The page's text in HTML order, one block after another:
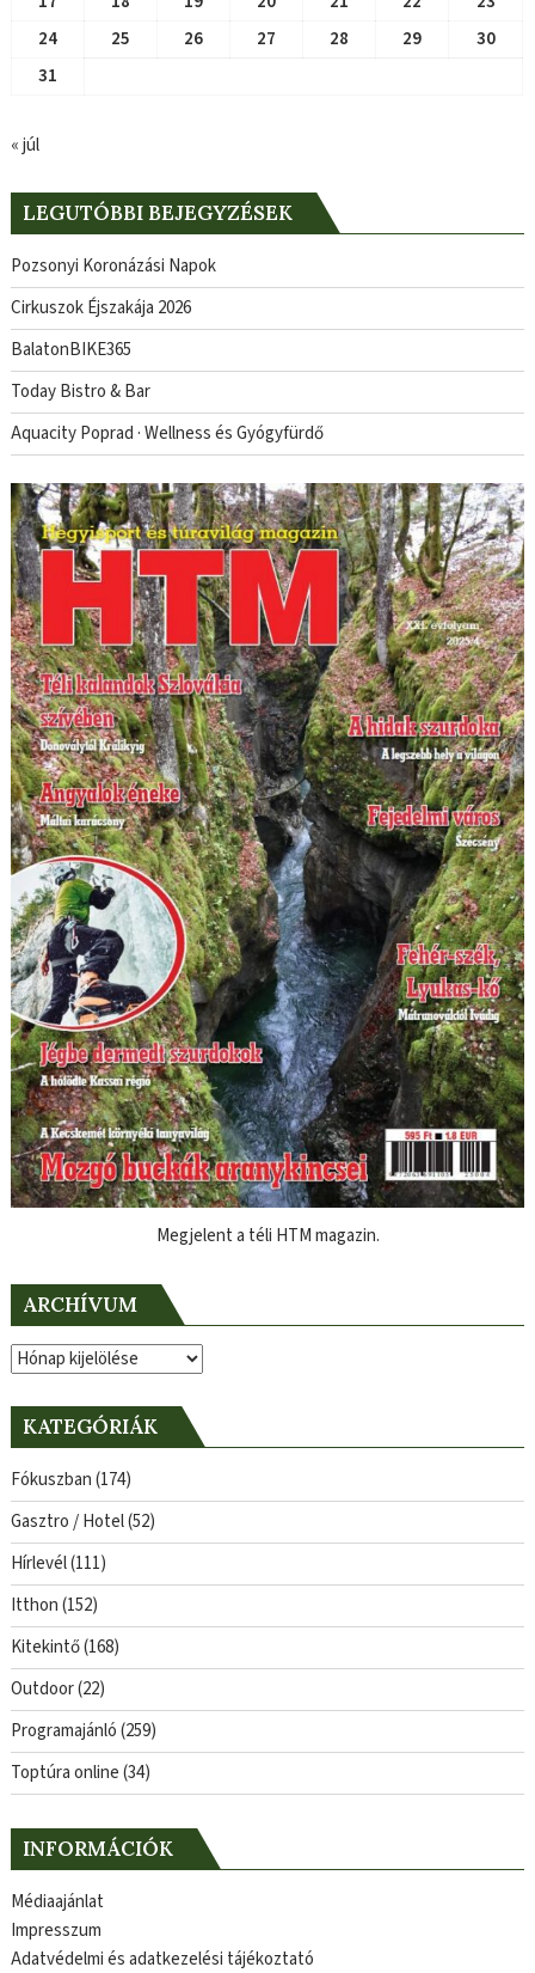
24
25 26 27 28 29
30
31
« júl
LEGUTÓBBI BEJEGYZÉSEK
Pozsonyi Koronázási Napok
Cirkuszok Éjszakája 2026
BalatonBIKE365
Today Bistro & Bar
Aquacity Poprad · Wellness és Gyógyfürdő
Megjelent a téli HTM magazin.
ARCHÍVUM
Archívum
KATEGÓRIÁK
Fókuszban(174)
Gasztro / Hotel(52)
Hírlevél(111)
Itthon(152)
Kitekintő(168)
Outdoor(22)
Programajánló(259)
Toptúra online(34)
INFORMÁCIÓK
Médiaajánlat
Impresszum
Adatvédelmi és adatkezelési tájékoztató